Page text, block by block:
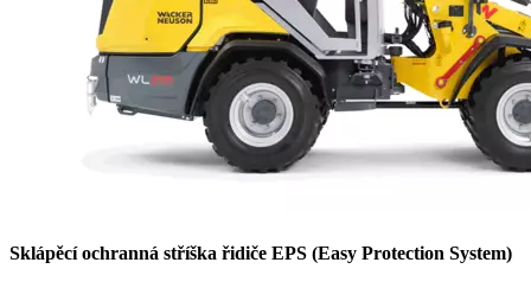
Sklápěcí ochranná stříška řidiče EPS (Easy Protection System)